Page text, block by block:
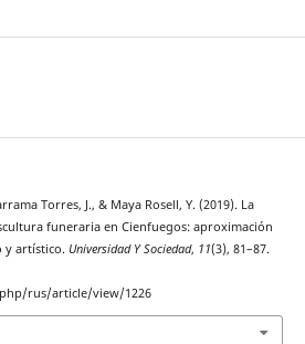
Torres, J., & Maya Rosell, Y. (2019). La
funeraria en Cienfuegos: aproximación
y artístico. Universidad Y Sociedad, 11(3), 81–87.
rus/article/view/1226